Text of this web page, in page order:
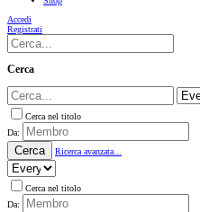
Accedi
Registrati
Cerca
Cerca nel titolo
Da:
Cerca Ricerca avanzata...
Cerca nel titolo
Da: